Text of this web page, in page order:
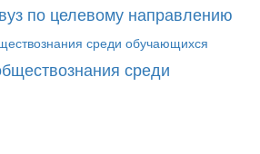
по целевому направлению
среди